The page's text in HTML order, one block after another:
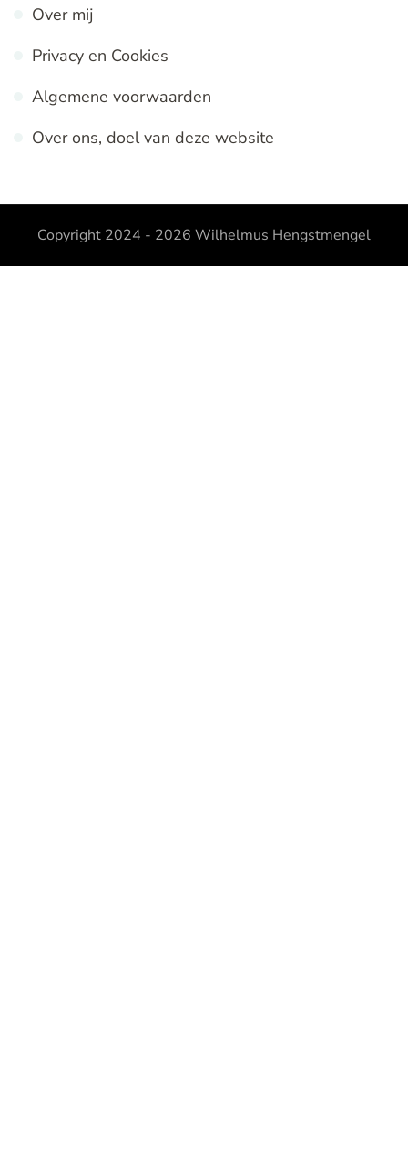
Over mij
Privacy en Cookies
Algemene voorwaarden
Over ons, doel van deze website
Copyright 2024 - 2026 Wilhelmus Hengstmengel